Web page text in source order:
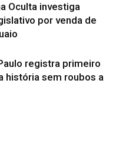
Oculta investiga
por venda de
registra primeiro
história sem roubos a